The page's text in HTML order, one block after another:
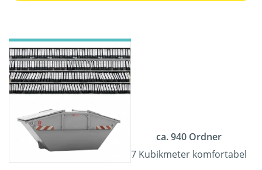
ca. 940 Ordner
7 Kubikmeter komfortabel